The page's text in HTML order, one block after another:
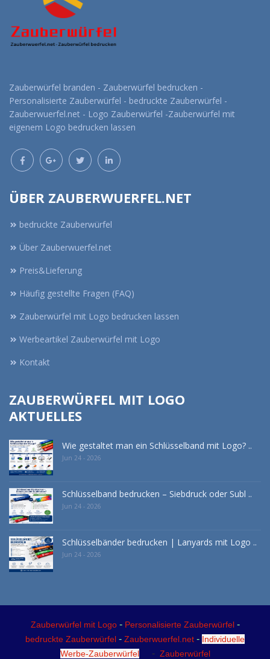
Zauberwürfel branden - Zauberwürfel bedrucken -
Personalisierte Zauberwürfel - bedruckte Zauberwürfel -
Zauberwuerfel.net - Logo Zauberwürfel -Zauberwürfel mit
eigenem Logo bedrucken lassen
ÜBER ZAUBERWUERFEL.NET
bedruckte Zauberwürfel
Über Zauberwuerfel.net
Preis&Lieferung
Häufig gestellte Fragen (FAQ)
Zauberwürfel mit Logo bedrucken lassen
Werbeartikel Zauberwürfel mit Logo
Kontakt
ZAUBERWÜRFEL MIT LOGO
AKTUELLES
Wie gestaltet man ein Schlüsselband mit Logo? ..
Jun 24 - 2026
Schlüsselband bedrucken – Siebdruck oder Subl ..
Jun 24 - 2026
Schlüsselbänder bedrucken | Lanyards mit Logo ..
Jun 24 - 2026
Zauberwürfel mit Logo- Personalisierte Zauberwürfel-
bedruckte Zauberwürfel - Zauberwuerfel.net - Individuelle
Werbe-Zauberwürfel
- Zauberwürfel